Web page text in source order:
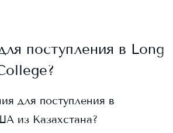
поступления в Long
?
для поступления в
из Казахстана?